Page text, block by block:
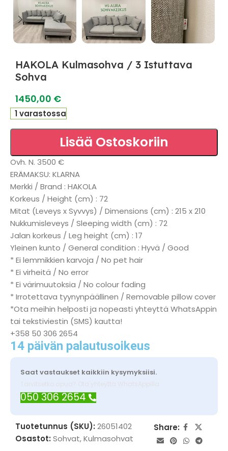
HAKOLA Kulmasohva / 3 Istuttava
Sohva
1450,00 €
1 varastossa
Lisää Ostoskoriin
Ovh. N. 3500 €
ERÄMAKSU: KLARNA
Merkki / Brand : HAKOLA
Korkeus / Height (cm) : 72
Mitat (Leveys x Syvvys) / Dimensions (cm) : 215 x 210
Nukkumisleveys / Sleeping width (cm) : 72
Jalan korkeus / Leg height (cm) : 17
Yleinen kunto / General condition : Hyvä / Good
* Ei lemmikkien karvoja / No pet hair
* Ei virheitä / No error
* Ei värimuutoksia / No colour fading
* Irrotettava tyynynpäällinen / Removable pillow cover
*Ota meihin helposti ja nopeasti yhteyttä WhatsAppin
tai tekstiviestin (SMS) kautta!
+358 50 306 2654
14 päivän palautusoikeus
Saat vastaukset kaikkiin kysymyksiisi.
Tarvitsetko apua? Ota yhteyttä WhatsAppilla
050 306 2654
Tuotetunnus (SKU): 26051402
Osastot: Sohvat,Kulmasohvat
Share: